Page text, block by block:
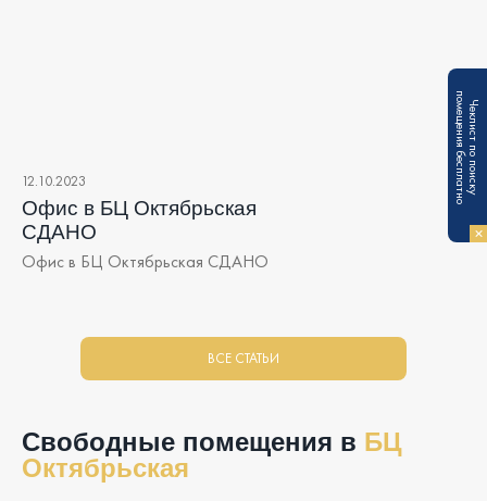
12.10.2023
Офис в БЦ Октябрьская
СДАНО
Офис в БЦ Октябрьская СДАНО
ВСЕ СТАТЬИ
Свободные помещения в БЦ
Октябрьская
Ч
е
к
л
и
с
т
п
о
п
о
и
с
к
у
по
м
е
щ
е
н
и
я
б
е
с
п
л
а
т
н
о